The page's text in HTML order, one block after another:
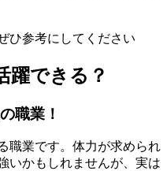
ひ参考にしてください
躍できる？
職業！
職業です。体力が求められ
いかもしれませんが、実は